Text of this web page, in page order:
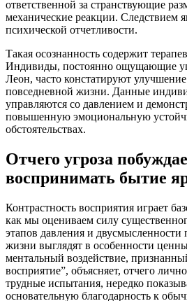
ответственной за странствующие
механические реакции. Следствием
психической отчетливости.
Такая осознанность содержит
Индивиды, постоянно ощущающие
Леон, часто констатируют
повседневной жизни. Данные
управляются со давлением и
повышенную эмоциональную
обстоятельствах.
Отчего угроза
воспринимать бытие
Контрастность восприятия играет
как мы оцениваем силу
этапов давления и
жизни выглядят в особенности
ментальный воздействие,
восприятие”, объясняет, отчего
трудные испытания, нередко
основательную благодарность к